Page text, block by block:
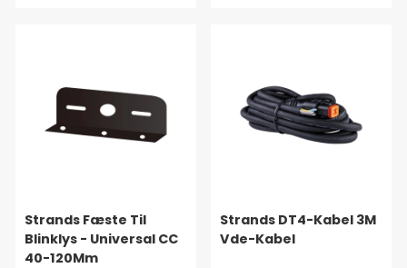
Strands Fæste Til
Blinklys - Universal CC
40-120Mm
Strands DT4-Kabel 3M
Vde-Kabel